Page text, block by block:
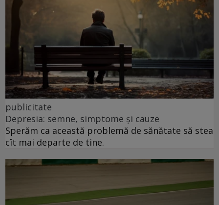
publicitate
Depresia: semne, simptome și cauze
Sperăm ca această problemă de sănătate să stea
cît mai departe de tine.